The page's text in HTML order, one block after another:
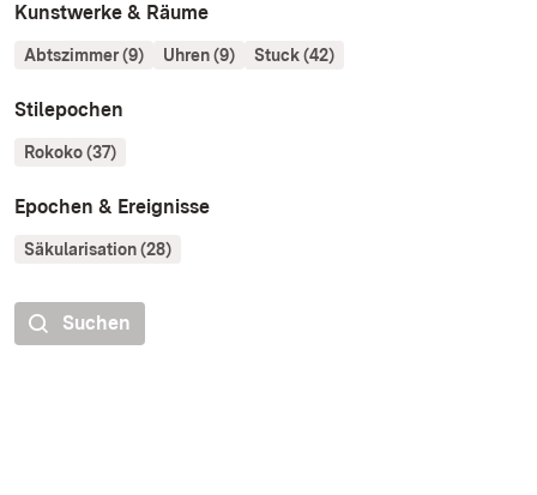
Kunstwerke & Räume
Abtszimmer (9) Uhren (9) Stuck (42)
Stilepochen
Rokoko (37)
Epochen & Ereignisse
Säkularisation (28)
Suchen